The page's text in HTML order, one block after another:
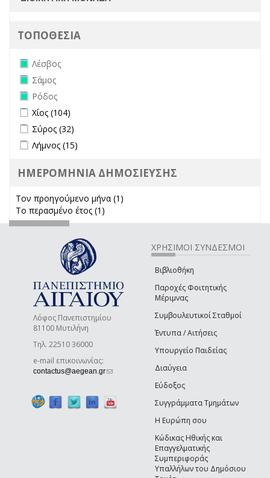
ΤΟΠΟΘΕΣΙΑ
Remove Λέσβος filter
Λέσβος
Remove Σάμος filter
Σάμος
Remove Ρόδος filter
Ρόδος
Apply Χίος filter
Χίος (104)
Apply Σύρος filter
Σύρος (32)
Apply Λήμνος filter
Λήμνος (15)
ΗΜΕΡΟΜΗΝΙΑ ΔΗΜΟΣΙΕΥΣΗΣ
Τον προηγούμενο μήνα (1)
Το περασμένο έτος (1)
Λόφος Πανεπιστημίου
81100 Μυτιλήνη
Τηλ. 22510 36000
e-mail επικοινωνίας:
contactus@aegean.gr(link sends e-mail)
ΧΡΗΣΙΜΟΙ ΣΥΝΔΕΣΜΟΙ
Βιβλιοθήκη
Παροχές Φοιτητικής
Μέριμνας
Συμβουλευτικοί Σταθμοί
Έντυπα / Αιτήσεις
Υπουργείο Παιδείας
Διαύγεια
Εύδοξος
Συγγράμματα Τμημάτων
Η Ευρώπη σου
Κώδικας Ηθικής και
Επαγγελματικής
Συμπεριφοράς
Υπαλλήλων του Δημόσιου